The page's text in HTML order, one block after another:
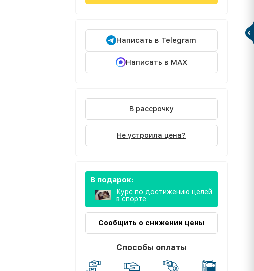
Написать в Telegram
Написать в MAX
В рассрочку
Не устроила цена?
В подарок:
Курс по достижению целей
в спорте
Сообщить о снижении цены
Способы оплаты